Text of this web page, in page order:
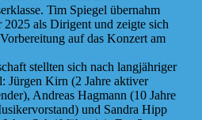
Tim Spiegel übernahm
2025 als Dirigent und zeigte sich
auf das Konzert am
stellten sich nach langjähriger
Jürgen Kirn (2 Jahre aktiver
Andreas Hagmann (10 Jahre
und Sandra Hipp